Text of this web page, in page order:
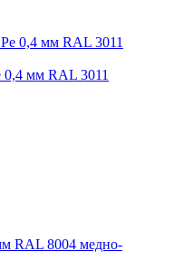
мм RAL 3011